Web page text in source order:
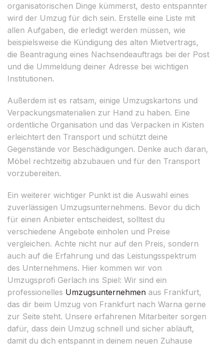
organisatorischen Dinge kümmerst, desto entspannter
wird der Umzug für dich sein. Erstelle eine Liste mit
allen Aufgaben, die erledigt werden müssen, wie
beispielsweise die Kündigung des alten Mietvertrags,
die Beantragung eines Nachsendeauftrags bei der Post
und die Ummeldung deiner Adresse bei wichtigen
Institutionen.
Außerdem ist es ratsam, einige Umzugskartons und
Verpackungsmaterialien zur Hand zu haben. Eine
ordentliche Organisation und das Verpacken in Kisten
erleichtert den Transport und schützt deine
Gegenstände vor Beschädigungen. Denke auch daran,
Möbel rechtzeitig abzubauen und für den Transport
vorzubereiten.
Ein weiterer wichtiger Punkt ist die Auswahl eines
zuverlässigen Umzugsunternehmens. Bevor du dich
für einen Anbieter entscheidest, solltest du
verschiedene Angebote einholen und Preise
vergleichen. Achte nicht nur auf den Preis, sondern
auch auf die Erfahrung und das Leistungsspektrum
des Unternehmens. Hier kommen wir von
Umzugsprofi Gerlach ins Spiel: Wir sind ein
professionelles Umzugsunternehmen aus Frankfurt,
das dir beim Umzug von Frankfurt nach Warna gerne
zur Seite steht. Unsere erfahrenen Mitarbeiter sorgen
dafür, dass dein Umzug schnell und sicher abläuft,
damit du dich entspannt in deinem neuen Zuhause